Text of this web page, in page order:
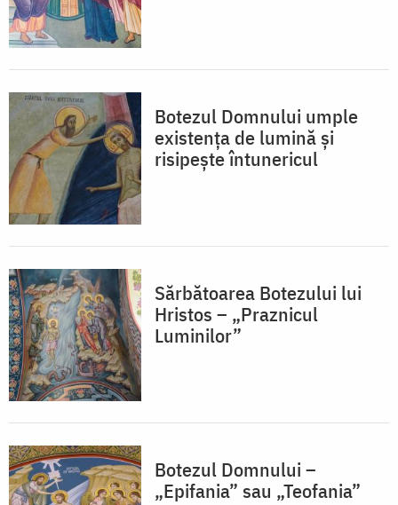
Botezul Domnului umple
existența de lumină și
risipește întunericul
Sărbătoarea Botezului lui
Hristos – „Praznicul
Luminilor”
Botezul Domnului –
„Epifania” sau „Teofania”